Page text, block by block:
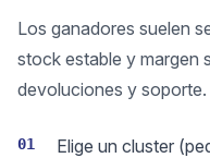
Los ganadores suelen
stock estable y margen
devoluciones y soporte.
01
Elige un cluster